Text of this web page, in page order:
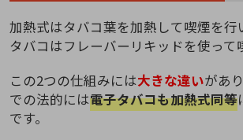
加熱式はタバコ葉を加熱して喫煙を行
タバコはフレーバーリキッドを使って
この2つの仕組みには大きな違いがあ
での法的には電子タバコも加熱式同等
です。